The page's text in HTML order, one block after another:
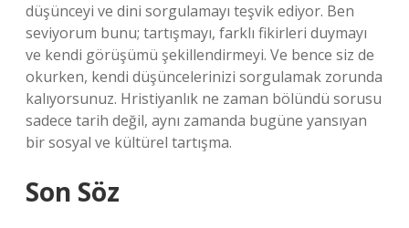
düşünceyi ve dini sorgulamayı teşvik ediyor. Ben
seviyorum bunu; tartışmayı, farklı fikirleri duymayı
ve kendi görüşümü şekillendirmeyi. Ve bence siz de
okurken, kendi düşüncelerinizi sorgulamak zorunda
kalıyorsunuz. Hristiyanlık ne zaman bölündü sorusu
sadece tarih değil, aynı zamanda bugüne yansıyan
bir sosyal ve kültürel tartışma.
Son Söz